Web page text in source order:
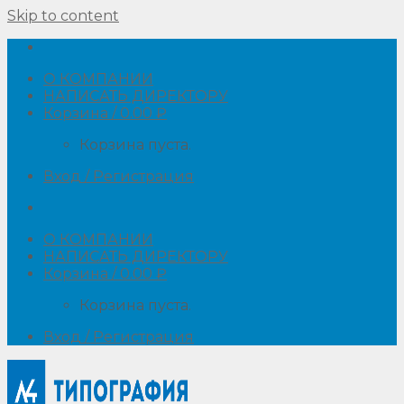
Skip to content
О КОМПАНИИ
НАПИСАТЬ ДИРЕКТОРУ
Корзина / 0.00 ₽
Корзина пуста.
Вход / Регистрация
О КОМПАНИИ
НАПИСАТЬ ДИРЕКТОРУ
Корзина / 0.00 ₽
Корзина пуста.
Вход / Регистрация